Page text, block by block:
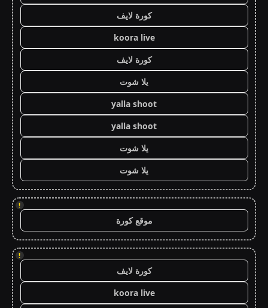
كورة لايف
koora live
كورة لايف
يلا شوت
yalla shoot
yalla shoot
يلا شوت
يلا شوت
!
موقع كورة
!
كورة لايف
koora live